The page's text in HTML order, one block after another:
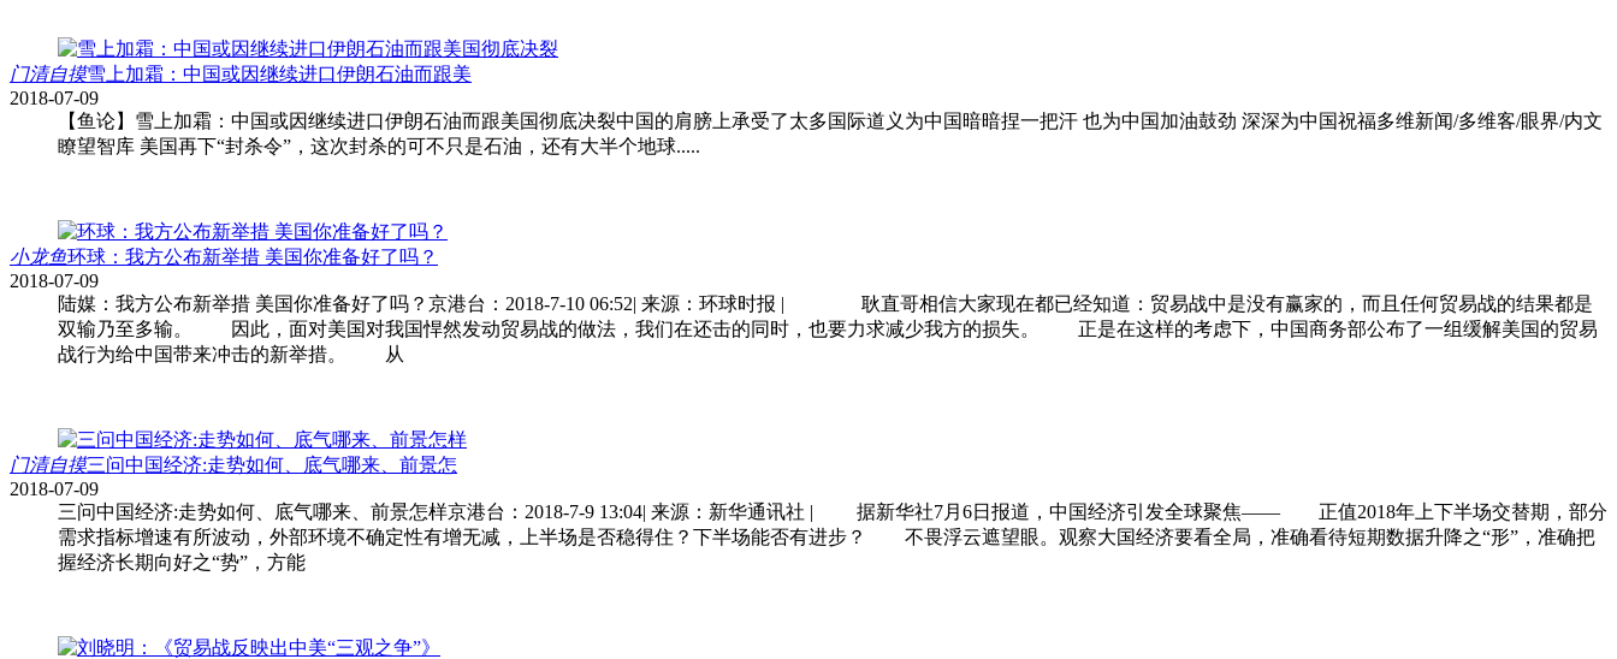
门清自摸雪上加霜：中国或因继续进口伊朗石油而跟美
2018-07-09
【鱼论】雪上加霜：中国或因继续进口伊朗石油而跟美国彻底决裂中国的肩膀上承受了太多国际道义为中国暗暗捏一把汗 也为中国加油鼓劲 深深为中国祝福多维新闻/多维客/眼界/内文
瞭望智库 美国再下“封杀令”，这次封杀的可不只是石油，还有大半个地球.....
小龙鱼环球：我方公布新举措 美国你准备好了吗？
2018-07-09
陆媒：我方公布新举措 美国你准备好了吗？京港台：2018-7-10 06:52| 来源：环球时报 | 耿直哥相信大家现在都已经知道：贸易战中是没有赢家的，而且任何贸易战的结果都是
双输乃至多输。 因此，面对美国对我国悍然发动贸易战的做法，我们在还击的同时，也要力求减少我方的损失。 正是在这样的考虑下，中国商务部公布了一组缓解美国的贸易
战行为给中国带来冲击的新举措。 从
门清自摸三问中国经济:走势如何、底气哪来、前景怎
2018-07-09
三问中国经济:走势如何、底气哪来、前景怎样京港台：2018-7-9 13:04| 来源：新华通讯社 | 据新华社7月6日报道，中国经济引发全球聚焦—— 正值2018年上下半场交替期，部分
需求指标增速有所波动，外部环境不确定性有增无减，上半场是否稳得住？下半场能否有进步？ 不畏浮云遮望眼。观察大国经济要看全局，准确看待短期数据升降之“形”，准确把
握经济长期向好之“势”，方能